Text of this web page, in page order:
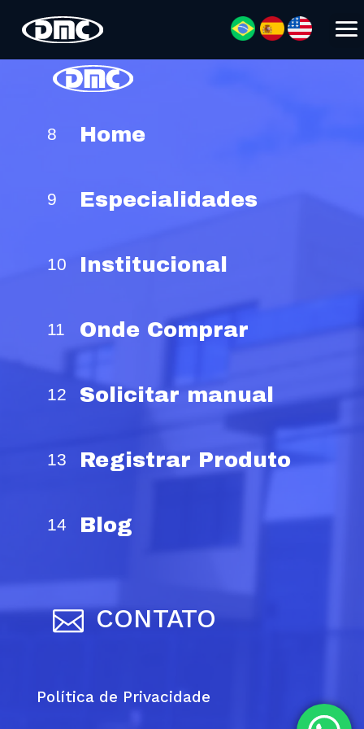
Home
Especialidades
Institucional
Onde Comprar
Solicitar manual
Registrar Produto
Blog
 CONTATO
Política de Privacidade